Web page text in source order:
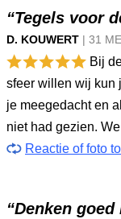
“Tegels voor
D. KOUWERT | 31
Bij
sfeer willen wij kun
je meegedacht en
niet had gezien.
Reactie of foto
“Denken goed